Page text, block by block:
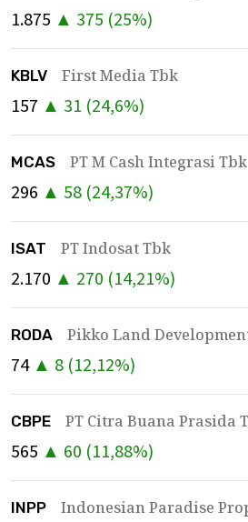
1.875 ▲ 375 (25%)
KBLV First Media Tbk
157 ▲ 31 (24,6%)
MCAS PT M Cash Integrasi Tbk
296 ▲ 58 (24,37%)
ISAT PT Indosat Tbk
2.170 ▲ 270 (14,21%)
RODA Pikko Land
74 ▲ 8 (12,12%)
CBPE PT Citra Buana Prasida
565 ▲ 60 (11,88%)
INPP Indonesian Paradise